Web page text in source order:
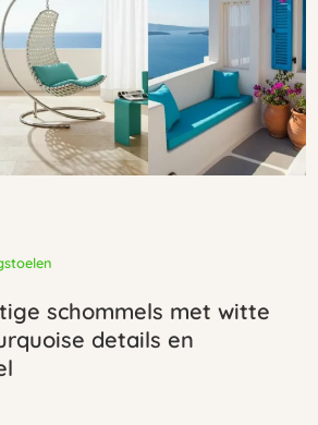
schommels met witte
details en